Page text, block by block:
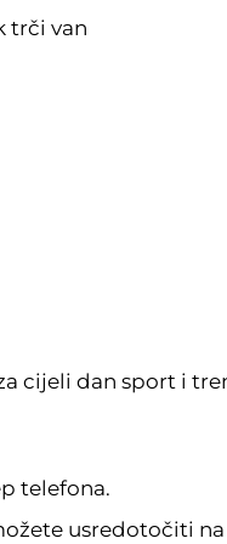
trči van
cijeli dan sport i
telefona.
usredotočiti